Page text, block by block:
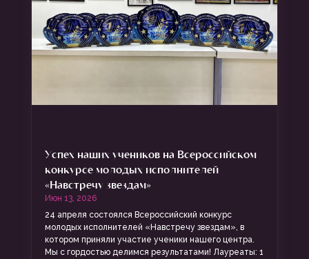
Успех наших учеников на Всероссийском
конкурсе молодых исполнителей
«Навстречу звездам»
Июн 13, 2026
24 апреля состоялся Всероссийский конкурс
молодых исполнителей «Навстречу звездам», в
котором приняли участие ученики нашего центра.
Мы с гордостью делимся результатами! Лауреаты: 1